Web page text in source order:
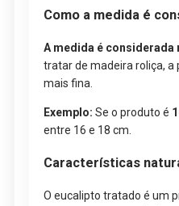
Como a medida é
A medida é considerada
tratar de madeira roliça,
mais fina.
Exemplo: Se o produto é
entre 16 e 18 cm.
Características
O eucalipto tratado é um